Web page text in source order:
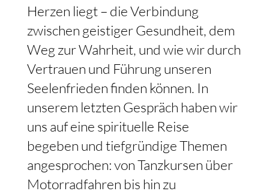
Herzen liegt – die Verbindung
zwischen geistiger Gesundheit, dem
Weg zur Wahrheit, und wie wir durch
Vertrauen und Führung unseren
Seelenfrieden finden können. In
unserem letzten Gespräch haben wir
uns auf eine spirituelle Reise
begeben und tiefgründige Themen
angesprochen: von Tanzkursen über
Motorradfahren bis hin zu